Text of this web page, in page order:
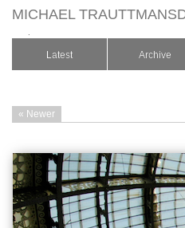
MICHAEL
Latest Archive
« Newer